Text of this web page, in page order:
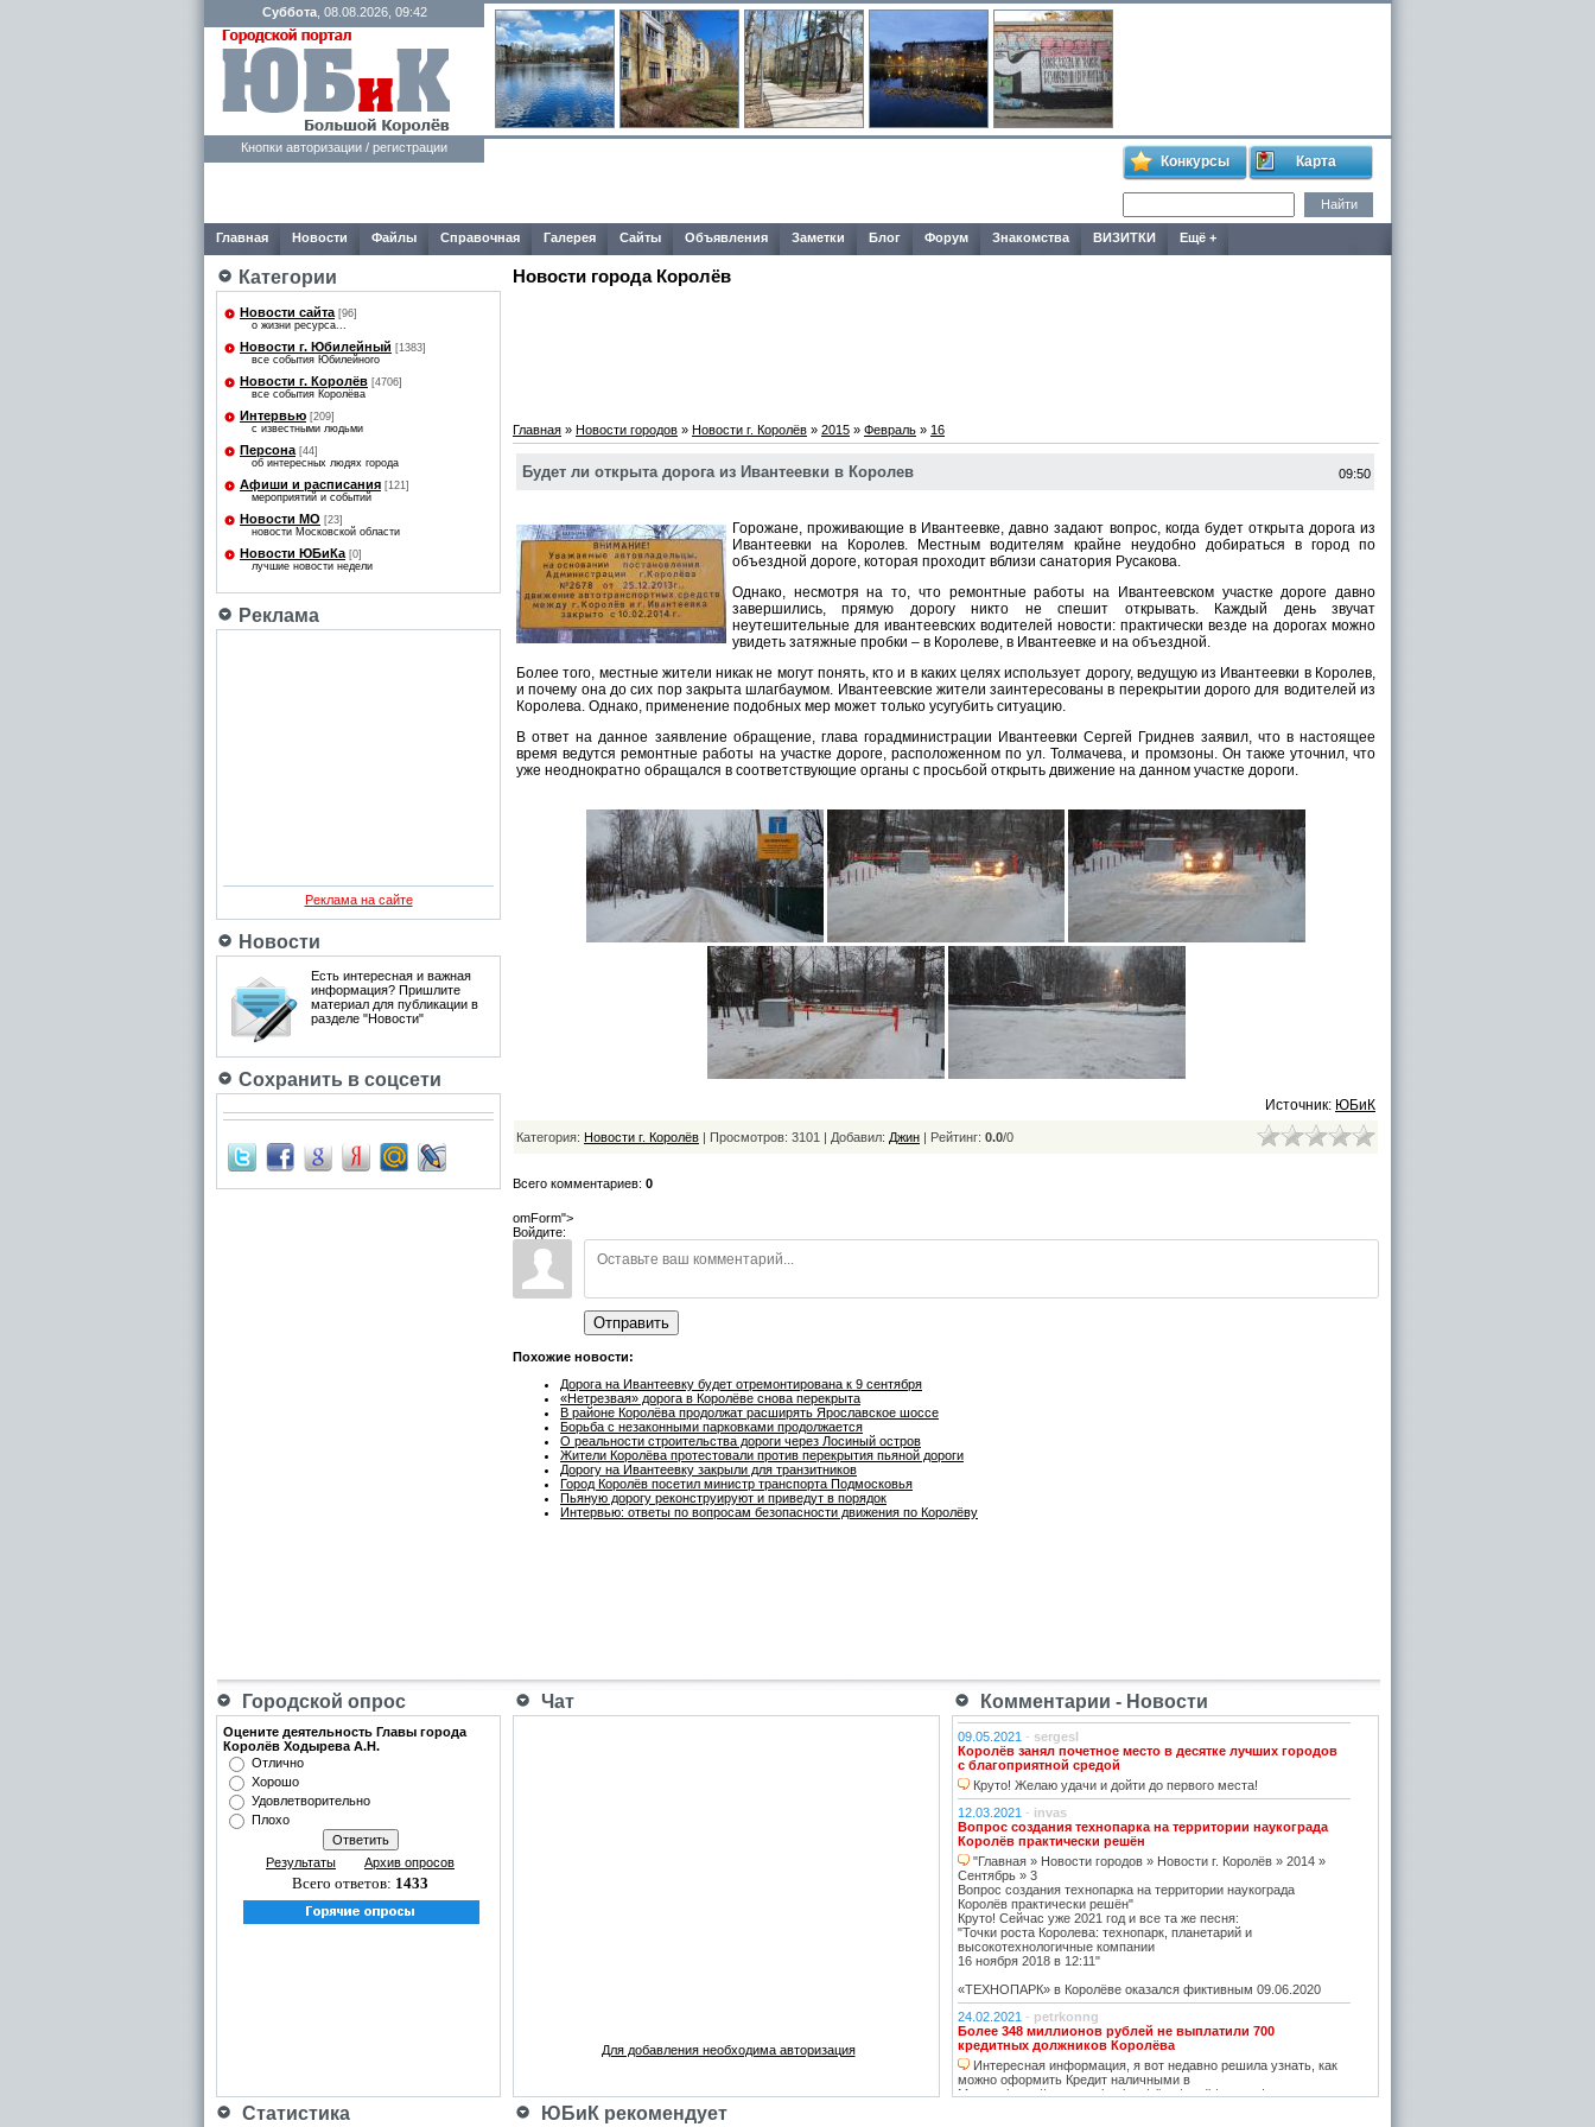
Суббота, 08.08.2026, 09:42
Кнопки авторизации / регистрации
Конкурсы Карта
Главная Новости Файлы Справочная Галерея Сайты Объявления Заметки Блог Форум Знакомства ВИЗИТКИ Ещё +
Категории
Новости сайта [96]
о жизни ресурса...
Новости г. Юбилейный [1383]
все события Юбилейного
Новости г. Королёв [4706]
все события Королёва
Интервью [209]
с известными людьми
Персона [44]
об интересных людях города
Афиши и расписания [121]
мероприятий и событий
Новости МО [23]
новости Московской области
Новости ЮБиКа [0]
лучшие новости недели
Реклама
Реклама на сайте
Новости
Есть интересная и важная
информация? Пришлите
материал для публикации в
разделе "Новости"
Сохранить в соцсети
Новости города Королёв
Главная » Новости городов » Новости г. Королёв » 2015 » Февраль » 16
Будет ли открыта дорога из Ивантеевки в Королев 09:50
Горожане, проживающие в Ивантеевке, давно задают вопрос, когда будет открыта дорога из
Ивантеевки на Королев. Местным водителям крайне неудобно добираться в город по
объездной дороге, которая проходит вблизи санатория Русакова.
Однако, несмотря на то, что ремонтные работы на Ивантеевском участке дороге давно
завершились, прямую дорогу никто не спешит открывать. Каждый день звучат
неутешительные для ивантеевских водителей новости: практически везде на дорогах можно
увидеть затяжные пробки – в Королеве, в Ивантеевке и на объездной.
Более того, местные жители никак не могут понять, кто и в каких целях использует дорогу, ведущую из Ивантеевки в Королев,
и почему она до сих пор закрыта шлагбаумом. Ивантеевские жители заинтересованы в перекрытии дорого для водителей из
Королева. Однако, применение подобных мер может только усугубить ситуацию.
В ответ на данное заявление обращение, глава горадминистрации Ивантеевки Сергей Гриднев заявил, что в настоящее
время ведутся ремонтные работы на участке дороге, расположенном по ул. Толмачева, и промзоны. Он также уточнил, что
уже неоднократно обращался в соответствующие органы с просьбой открыть движение на данном участке дороги.
Источник: ЮБиК
Категория: Новости г. Королёв | Просмотров: 3101 | Добавил: Джин | Рейтинг: 0.0/0
Всего комментариев: 0
omForm">
Войдите:
Отправить
Похожие новости:
Дорога на Ивантеевку будет отремонтирована к 9 сентября
«Нетрезвая» дорога в Королёве снова перекрыта
В районе Королёва продолжат расширять Ярославское шоссе
Борьба с незаконными парковками продолжается
О реальности строительства дороги через Лосиный остров
Жители Королёва протестовали против перекрытия пьяной дороги
Дорогу на Ивантеевку закрыли для транзитников
Город Королёв посетил министр транспорта Подмосковья
Пьяную дорогу реконструируют и приведут в порядок
Интервью: ответы по вопросам безопасности движения по Королёву
Городской опрос Чат Комментарии - Новости
Оцените деятельность Главы города
Королёв Ходырева А.Н.
Отлично
Хорошо
Удовлетворительно
Плохо
Результаты Архив опросов
Всего ответов: 1433
Для добавления необходима авторизация
09.05.2021 - sergesl
Королёв занял почетное место в десятке лучших городов
с благоприятной средой
Круто! Желаю удачи и дойти до первого места!
12.03.2021 - invas
Вопрос создания технопарка на территории наукограда
Королёв практически решён
"Главная » Новости городов » Новости г. Королёв » 2014 »
Сентябрь » 3
Вопрос создания технопарка на территории наукограда
Королёв практически решён"
Круто! Сейчас уже 2021 год и все та же песня:
"Точки роста Королева: технопарк, планетарий и
высокотехнологичные компании
16 ноября 2018 в 12:11"
«ТЕХНОПАРК» в Королёве оказался фиктивным 09.06.2020
24.02.2021 - petrkonng
Более 348 миллионов рублей не выплатили 700
кредитных должников Королёва
Интересная информация, я вот недавно решила узнать, как
можно оформить Кредит наличными в
Москве https://www.vostbank.ru/client/credit/ тут информацию в
Статистика ЮБиК рекомендует